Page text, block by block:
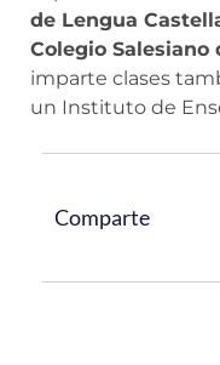
de Lengua
Colegio Salesiano
imparte clases
un Instituto de
Comparte